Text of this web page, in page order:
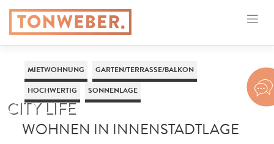
CITY LIFE
MIETWOHNUNG
GARTEN/TERRASSE/BALKON
HOCHWERTIG
SONNENLAGE
WOHNEN IN INNENSTADTLAGE